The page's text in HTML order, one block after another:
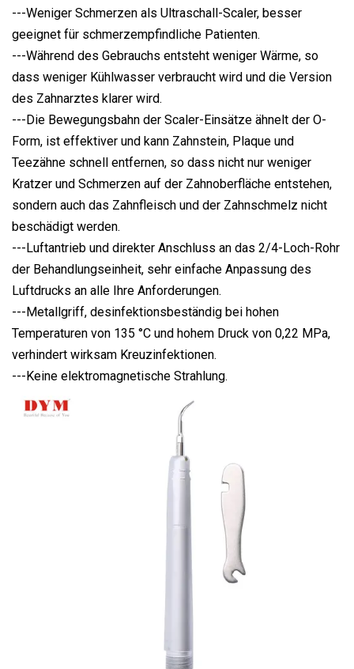
---Weniger Schmerzen als Ultraschall-Scaler, besser
geeignet für schmerzempfindliche Patienten.
---Während des Gebrauchs entsteht weniger Wärme, so
dass weniger Kühlwasser verbraucht wird und die Version
des Zahnarztes klarer wird.
---Die Bewegungsbahn der Scaler-Einsätze ähnelt der O-
Form, ist effektiver und kann Zahnstein, Plaque und
Teezähne schnell entfernen, so dass nicht nur weniger
Kratzer und Schmerzen auf der Zahnoberfläche entstehen,
sondern auch das Zahnfleisch und der Zahnschmelz nicht
beschädigt werden.
---Luftantrieb und direkter Anschluss an das 2/4-Loch-Rohr
der Behandlungseinheit, sehr einfache Anpassung des
Luftdrucks an alle Ihre Anforderungen.
---Metallgriff, desinfektionsbeständig bei hohen
Temperaturen von 135 °C und hohem Druck von 0,22 MPa,
verhindert wirksam Kreuzinfektionen.
---Keine elektromagnetische Strahlung.